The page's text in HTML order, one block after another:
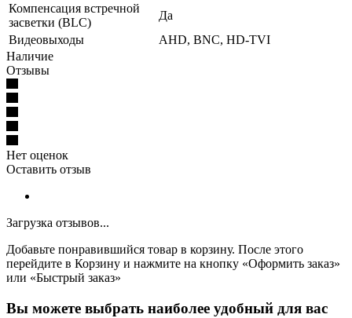
Компенсация встречной
засветки (BLC)
Да
Видеовыходы
AHD, BNC, HD-TVI
Наличие
Отзывы
Нет оценок
Оставить отзыв
Загрузка отзывов...
Добавьте понравившийся товар в корзину. После этого
перейдите в Корзину и нажмите на кнопку «Оформить заказ»
или «Быстрый заказ»
Вы можете выбрать наиболее удобный для вас